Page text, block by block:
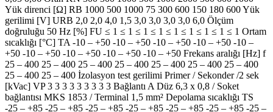
Yük direnci [Ω] RB 1000 500 1000 75 300 600 150 180 600 Yük
gerilimi [V] URB 2,0 2,0 4,0 1,5 3,0 3,0 3,0 3,0 6,0 Ölçüm
doğruluğu 50 Hz [%] FU ≤ 1 ≤ 1 ≤ 1 ≤ 1 ≤ 1 ≤ 1 ≤ 1 ≤ 1 ≤ 1 Ortam
sıcaklığı [°C] TA -10 – +50 -10 – +50 -10 – +50 -10 – +50 -10 –
+50 -10 – +50 -10 – +50 -10 – +50 -10 – +50 Frekans aralığı [Hz] f
25 – 400 25 – 400 25 – 400 25 – 400 25 – 400 25 – 400 25 – 400
25 – 400 25 – 400 İzolasyon test gerilimi Primer / Sekonder /2 sek
[kVac] VP 3 3 3 3 3 3 3 3 3 Bağlantı A Düz 6,3 x 0,8 / Soket
bağlantısı MKS 1853 / Terminal 1,5 mm² Depolama sıcaklığı TS
-25 – +85 -25 – +85 -25 – +85 -25 – +85 -25 – +85 -25 – +85 -25 –